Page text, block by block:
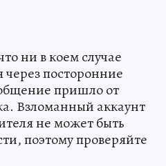
ни в коем случае
через посторонние
пришло от
Взломанный аккаунт
не может быть
поэтому проверяйте